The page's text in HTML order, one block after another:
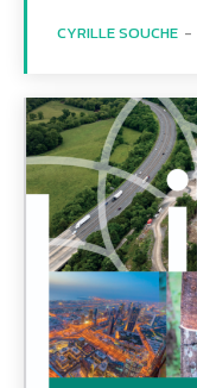
CYRILLE SOUCHE -